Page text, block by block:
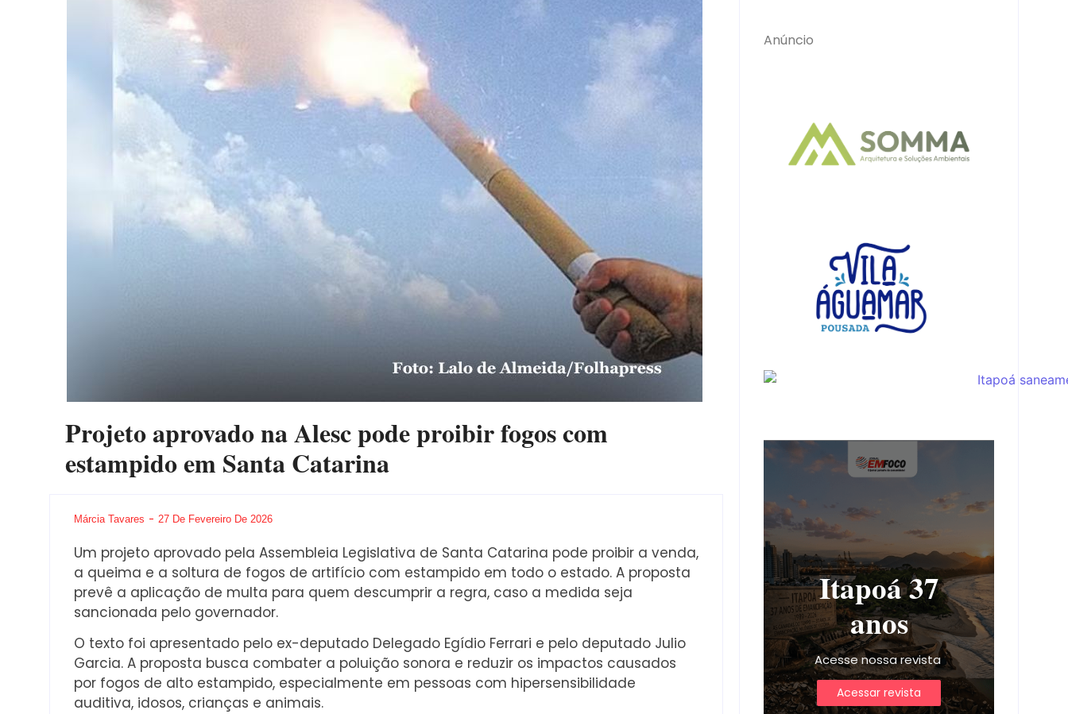
Projeto aprovado na Alesc pode proibir fogos com
estampido em Santa Catarina
Márcia Tavares 27 De Fevereiro De 2026
Um projeto aprovado pela Assembleia Legislativa de Santa Catarina pode proibir a venda,
a queima e a soltura de fogos de artifício com estampido em todo o estado. A proposta
prevê a aplicação de multa para quem descumprir a regra, caso a medida seja
sancionada pelo governador.
O texto foi apresentado pelo ex-deputado Delegado Egídio Ferrari e pelo deputado Julio
Garcia. A proposta busca combater a poluição sonora e reduzir os impactos causados
por fogos de alto estampido, especialmente em pessoas com hipersensibilidade
auditiva, idosos, crianças e animais.
Anúncio
Itapoá 37
anos
Acesse nossa revista
Acessar revista